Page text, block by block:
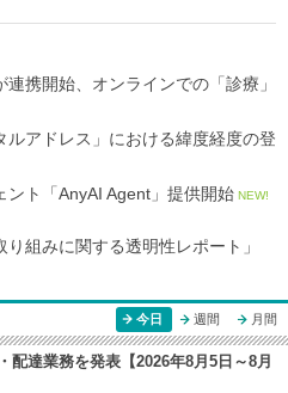
携開始、オンラインでの「診療」
ルアドレス」における緯度経度の登
ト「AnyAI Agent」提供開始 NEW!
組みに関する透明性レポート」
今日 週間 月間
達業務を発表【2026年8月5日～8月